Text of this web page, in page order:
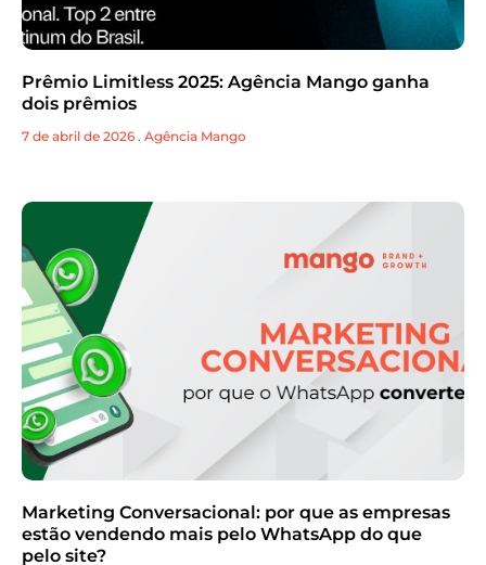
Prêmio Limitless 2025: Agência Mango ganha
dois prêmios
7 de abril de 2026 . Agência Mango
Marketing Conversacional: por que as empresas
estão vendendo mais pelo WhatsApp do que
pelo site?